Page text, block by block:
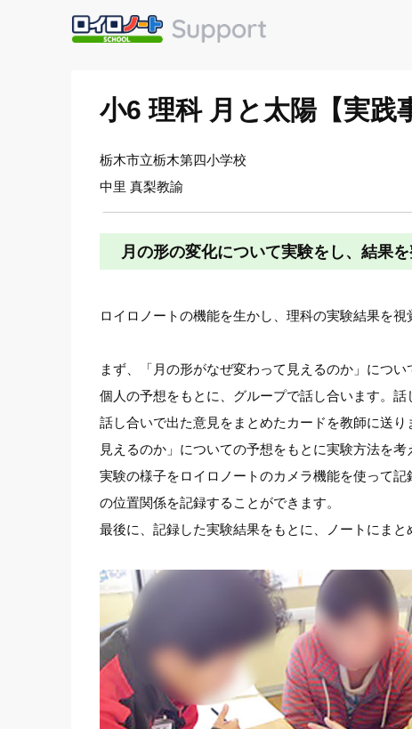
小6 理科 月と太陽【実践
栃木市立栃木第四小学校
中里 真梨教諭
月の形の変化について実験をし、結果
ロイロノートの機能を生かし、理科の実験結果を
まず、「月の形がなぜ変わって見えるのか」につ
個人の予想をもとに、グループで話し合います。
話し合いで出た意見をまとめたカードを教師に送
見えるのか」についての予想をもとに実験方法を考
実験の様子をロイロノートのカメラ機能を使って
の位置関係を記録することができます。
最後に、記録した実験結果をもとに、ノートにまと